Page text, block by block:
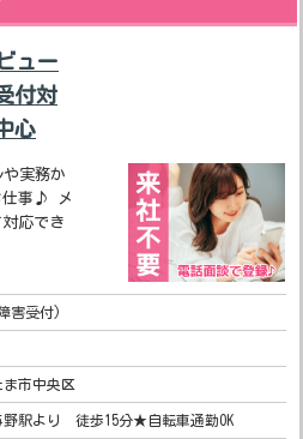
ュー
付対
心
や実務か
仕事♪ メ
応でき
害受付)
市中央区
駅より 徒歩15分★自転車通勤OK